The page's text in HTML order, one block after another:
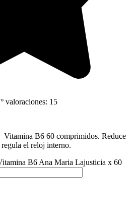
valoraciones: 15
Vitamina B6 60 comprimidos. Reduce
el reloj interno.
B6 Ana Maria Lajusticia x 60